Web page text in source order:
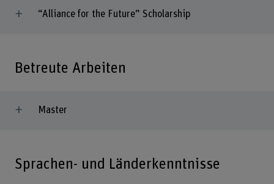
“Alliance for the Future” Scholarship
Betreute Arbeiten
Master
Sprachen- und Länderkenntnisse